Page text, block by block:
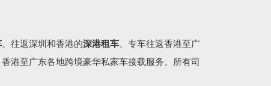
、往返深圳和香港的深港租车 、专车往返香港至广
香港至广东各地跨境豪华私家车接载服务。所有司